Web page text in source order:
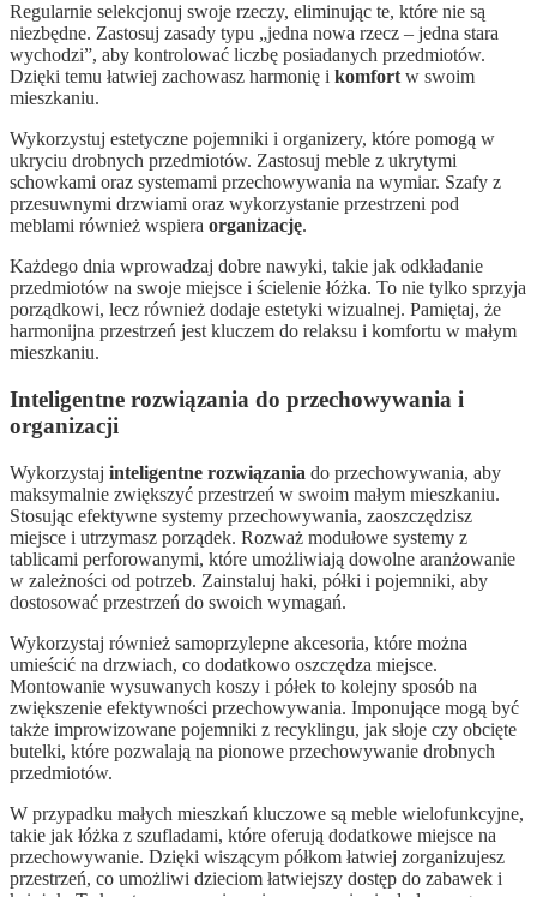
Regularnie selekcjonuj swoje rzeczy, eliminując te, które nie są
niezbędne. Zastosuj zasady typu „jedna nowa rzecz – jedna stara
wychodzi”, aby kontrolować liczbę posiadanych przedmiotów.
Dzięki temu łatwiej zachowasz harmonię i komfort w swoim
mieszkaniu.
Wykorzystuj estetyczne pojemniki i organizery, które pomogą w
ukryciu drobnych przedmiotów. Zastosuj meble z ukrytymi
schowkami oraz systemami przechowywania na wymiar. Szafy z
przesuwnymi drzwiami oraz wykorzystanie przestrzeni pod
meblami również wspiera organizację.
Każdego dnia wprowadzaj dobre nawyki, takie jak odkładanie
przedmiotów na swoje miejsce i ścielenie łóżka. To nie tylko sprzyja
porządkowi, lecz również dodaje estetyki wizualnej. Pamiętaj, że
harmonijna przestrzeń jest kluczem do relaksu i komfortu w małym
mieszkaniu.
Inteligentne rozwiązania do przechowywania i
organizacji
Wykorzystaj inteligentne rozwiązania do przechowywania, aby
maksymalnie zwiększyć przestrzeń w swoim małym mieszkaniu.
Stosując efektywne systemy przechowywania, zaoszczędzisz
miejsce i utrzymasz porządek. Rozważ modułowe systemy z
tablicami perforowanymi, które umożliwiają dowolne aranżowanie
w zależności od potrzeb. Zainstaluj haki, półki i pojemniki, aby
dostosować przestrzeń do swoich wymagań.
Wykorzystaj również samoprzylepne akcesoria, które można
umieścić na drzwiach, co dodatkowo oszczędza miejsce.
Montowanie wysuwanych koszy i półek to kolejny sposób na
zwiększenie efektywności przechowywania. Imponujące mogą być
także improwizowane pojemniki z recyklingu, jak słoje czy obcięte
butelki, które pozwalają na pionowe przechowywanie drobnych
przedmiotów.
W przypadku małych mieszkań kluczowe są meble wielofunkcyjne,
takie jak łóżka z szufladami, które oferują dodatkowe miejsce na
przechowywanie. Dzięki wiszącym półkom łatwiej zorganizujesz
przestrzeń, co umożliwi dzieciom łatwiejszy dostęp do zabawek i